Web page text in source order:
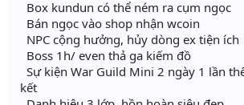
Box kundun có thể ném ra cụm ngọc
Bán ngọc vào shop nhận wcoin
NPC cộng hưởng, hủy dòng ex tiện ích
Boss 1h/ even thả ga kiếm đồ
Sự kiện War Guild Mini 2 ngày 1 lần
kết